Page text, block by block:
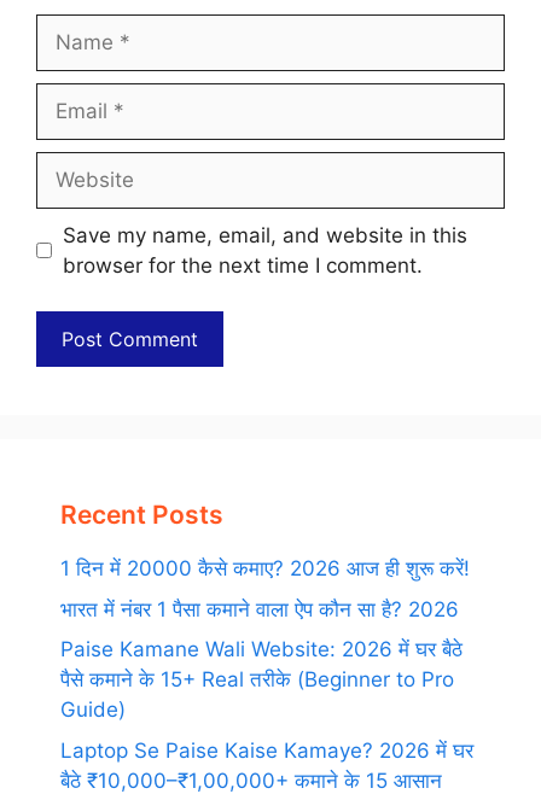
Save my name, email, and website in this
browser for the next time I comment.
Recent Posts
1 दिन में 20000 कैसे कमाए? 2026 आज ही शुरू करें!
भारत में नंबर 1 पैसा कमाने वाला ऐप कौन सा है? 2026
Paise Kamane Wali Website: 2026 में घर बैठे
पैसे कमाने के 15+ Real तरीके (Beginner to Pro
Guide)
Laptop Se Paise Kaise Kamaye? 2026 में घर
बैठे ₹10,000–₹1,00,000+ कमाने के 15 आसान